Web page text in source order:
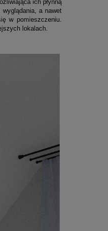
ich płynną
a nawet
w pomieszczeniu.
lokalach.